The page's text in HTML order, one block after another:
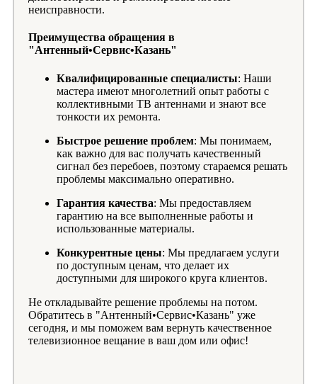
неисправности.
Преимущества обращения в
"Антенный•Сервис•Казань"
Квалифицированные специалисты: Наши
мастера имеют многолетний опыт работы с
коллективными ТВ антеннами и знают все
тонкости их ремонта.
Быстрое решение проблем: Мы понимаем,
как важно для вас получать качественный
сигнал без перебоев, поэтому стараемся решать
проблемы максимально оперативно.
Гарантия качества: Мы предоставляем
гарантию на все выполненные работы и
использованные материалы.
Конкурентные цены: Мы предлагаем услуги
по доступным ценам, что делает их
доступными для широкого круга клиентов.
Не откладывайте решение проблемы на потом.
Обратитесь в "Антенный•Сервис•Казань" уже
сегодня, и мы поможем вам вернуть качественное
телевизионное вещание в ваш дом или офис!